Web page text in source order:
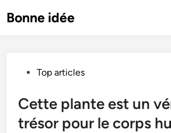
toBonne idée
PostedTop articles
Cette plante est un
trésor pour le corps